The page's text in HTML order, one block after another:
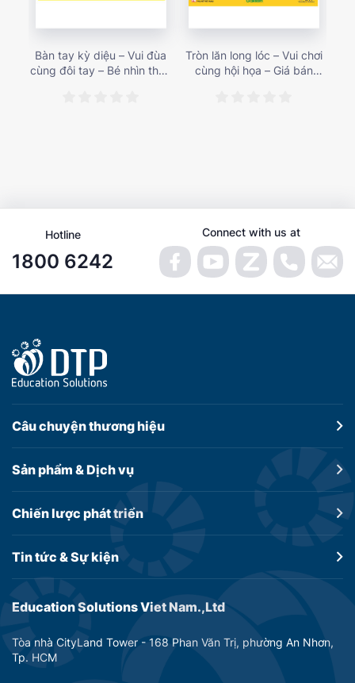
Bàn tay kỳ diệu – Vui đùa
cùng đôi tay – Bé nhìn thấy
Tròn lăn long lóc – Vui chơi
cùng hội họa – Giá bán
Hotline
1800 6242
Connect with us at
Education Solutions Viet Nam.,Ltd
Tòa nhà CityLand Tower - 168 Phan Văn Trị, phường An Nhơn,
Tp. HCM
Câu chuyệnthương hiệu
Sản phẩm &Dịch vụ
Chiến lược phát triển
Tin tức &Sự kiện